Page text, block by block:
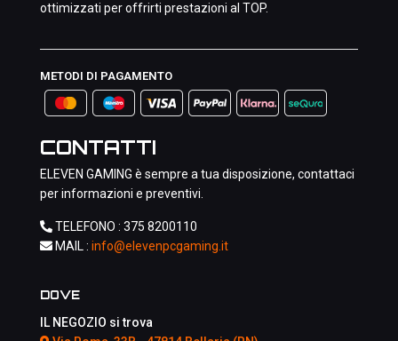
ottimizzati per offrirti prestazioni al TOP.
METODI DI PAGAMENTO
CONTATTI
ELEVEN GAMING è sempre a tua disposizione, contattaci
per informazioni e preventivi.
TELEFONO : 375 8200110
MAIL : info@elevenpcgaming.it
DOVE
IL NEGOZIO si trova